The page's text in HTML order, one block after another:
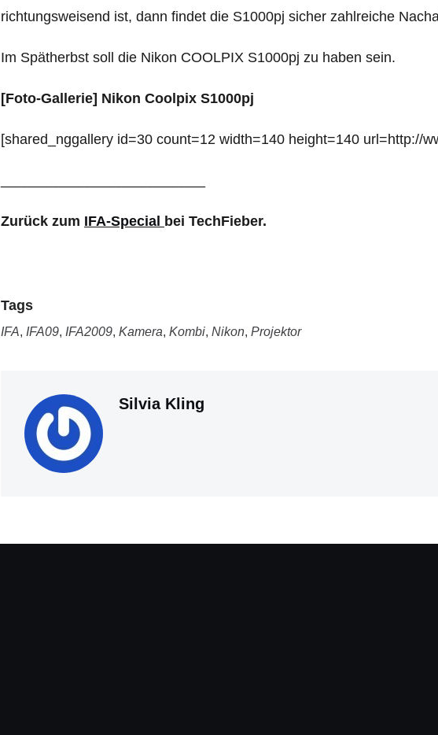
richtungsweisend ist, dann findet die S1000pj sicher zahlreiche
Im Spätherbst soll die Nikon COOLPIX S1000pj zu haben sein.
[Foto-Gallerie] Nikon Coolpix S1000pj
[shared_nggallery id=30 count=12 width=140 height=140 url=http://
Zurück zum IFA-Special bei TechFieber.
Tags
IFA, IFA09, IFA2009, Kamera, Kombi, Nikon, Projektor
Silvia Kling